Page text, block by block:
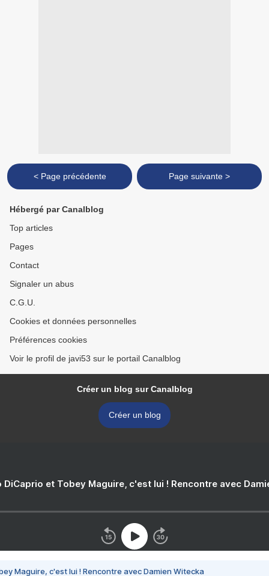
< Page précédente Page suivante >
Hébergé par Canalblog
Top articles
Pages
Contact
Signaler un abus
C.G.U.
Cookies et données personnelles
Préférences cookies
Voir le profil de javi53 sur le portail Canalblog
Créer un blog sur Canalblog
Créer un blog
DiCaprio et Tobey Maguire, c'est lui ! Rencontre avec
Maguire, c'est lui ! Rencontre avec Damien Witecka